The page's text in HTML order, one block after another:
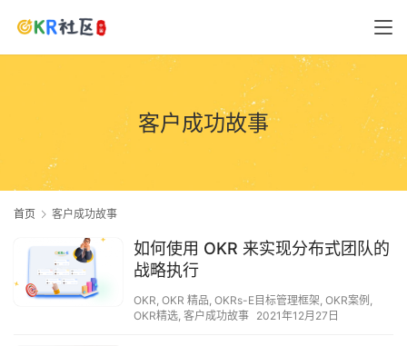
客户成功故事
首页 客户成功故事
如何使用 OKR 来实现分布式团队的
战略执行
OKR, OKR 精品, OKRs-E目标管理框架, OKR案例 ,
OKR精选, 客户成功故事 2021年12月27日